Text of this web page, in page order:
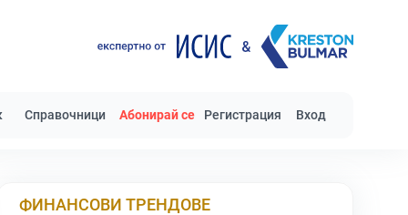
Справочници Абонирай се Регистрация Вход
ФИНАНСОВИ ТРЕНДОВЕ